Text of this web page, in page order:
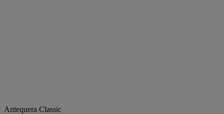
Antequera Classic